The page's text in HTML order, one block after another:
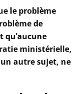
le problème
de
qu’aucune
ministérielle,
autre sujet, ne